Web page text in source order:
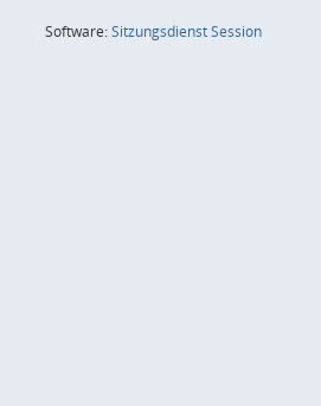
Software:SitzungsdienstSession(Wird in